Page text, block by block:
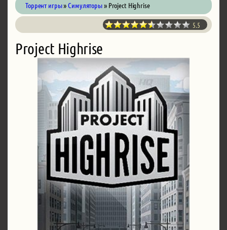
Торрент игры»Симуляторы» Project Highrise
5.5
Project Highrise